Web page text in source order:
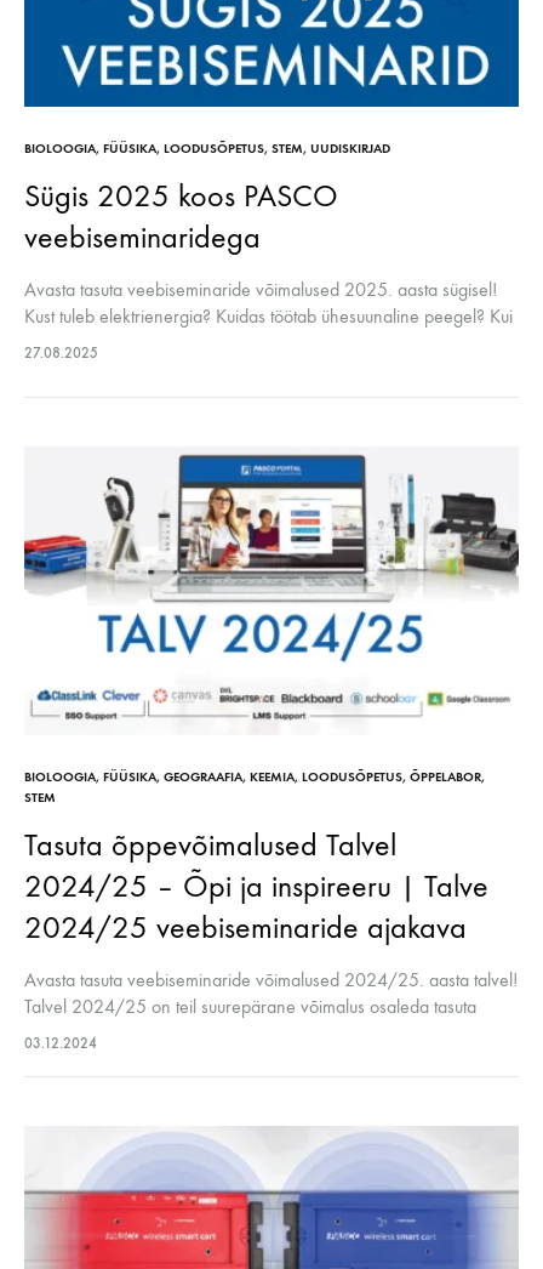
BIOLOOGIA, FÜÜSIKA, LOODUSÕPETUS, STEM, UUDISKIRJAD
Sügis 2025 koos PASCO
veebiseminaridega
Avasta tasuta veebiseminaride võimalused 2025. aasta sügisel!
Kust tuleb elektrienergia? Kuidas töötab ühesuunaline peegel? Kui
kõvasti saab midagi suruda, enne kui see puruneb? Ja mis toidab
27.08.2025
BIOLOOGIA, FÜÜSIKA, GEOGRAAFIA, KEEMIA, LOODUSÕPETUS, ÕPPELABOR,
STEM
Tasuta õppevõimalused Talvel
2024/25 – Õpi ja inspireeru | Talve
2024/25 veebiseminaride ajakava
Avasta tasuta veebiseminaride võimalused 2024/25. aasta talvel!
Talvel 2024/25 on teil suurepärane võimalus osaleda tasuta
veebiseminaridel, kus tutvustatakse, kuidas PASCO seadmed ja
03.12.2024